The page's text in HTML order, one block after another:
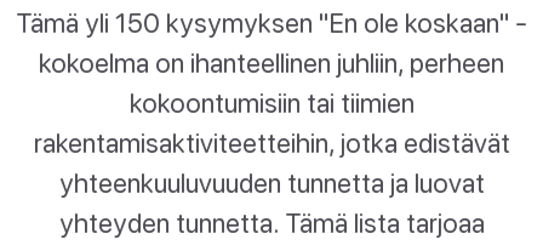
Tämä yli 150 kysymyksen "En ole koskaan" -
kokoelma on ihanteellinen juhliin, perheen
kokoontumisiin tai tiimien
rakentamisaktiviteetteihin, jotka edistävät
yhteenkuuluvuuden tunnetta ja luovat
yhteyden tunnetta. Tämä lista tarjoaa